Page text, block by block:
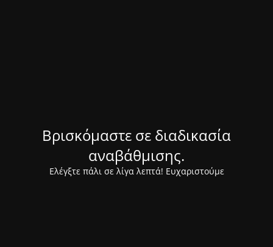
Βρισκόμαστε σε διαδικασία
αναβάθμισης.
Ελέγξτε πάλι σε λίγα λεπτά! Ευχαριστούμε